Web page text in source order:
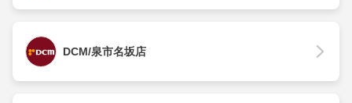
DCM/泉市名坂店